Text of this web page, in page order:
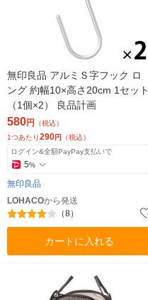
無印良品 アルミＳ字フック ロ
ング 約幅10×高さ20cm 1セット
（1個×2） 良品計画
580円
（税込）
1つあたり290円 （税込）
ログイン&全額PayPay支払いで
5%
無印良品
LOHACOから発送
（8）
カートに入れる